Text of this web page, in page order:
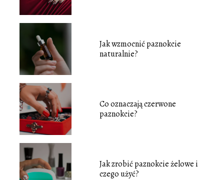
Jak wzmocnić paznokcie
naturalnie?
Co oznaczają czerwone
paznokcie?
Jak zrobić paznokcie żelowe i
czego użyć?